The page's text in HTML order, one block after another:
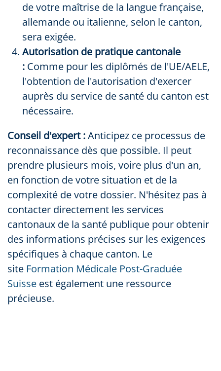
de votre maîtrise de la langue française,
allemande ou italienne, selon le canton,
sera exigée.
Autorisation de pratique cantonale
: Comme pour les diplômés de l'UE/AELE,
l'obtention de l'autorisation d'exercer
auprès du service de santé du canton est
nécessaire.
Conseil d'expert :Anticipez ce processus de
reconnaissance dès que possible. Il peut
prendre plusieurs mois, voire plus d'un an,
en fonction de votre situation et de la
complexité de votre dossier. N'hésitez pas à
contacter directement les services
cantonaux de la santé publique pour obtenir
des informations précises sur les exigences
spécifiques à chaque canton. Le
site Formation Médicale Post-Graduée
Suisse est également une ressource
précieuse.